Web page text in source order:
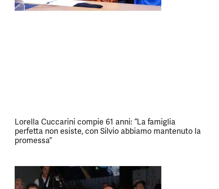
Lorella Cuccarini compie 61 anni: “La famiglia
perfetta non esiste, con Silvio abbiamo mantenuto la
promessa”